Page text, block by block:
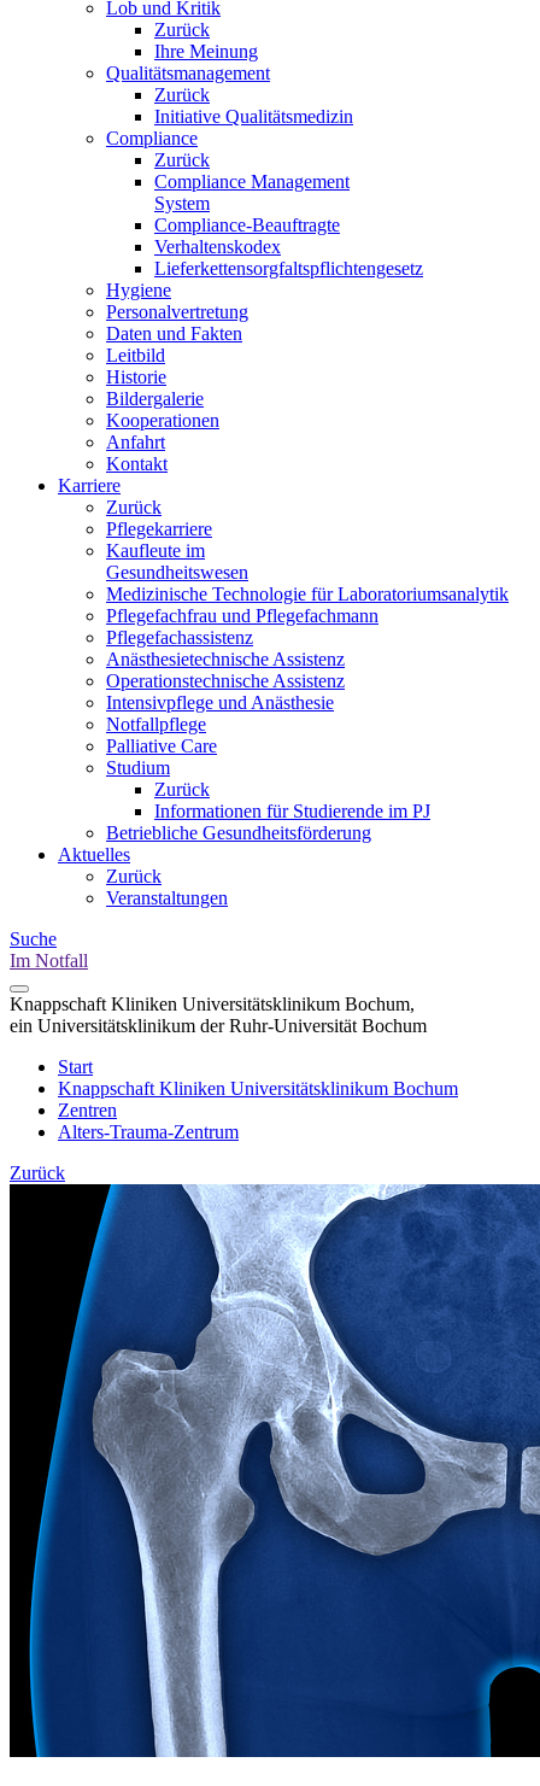
Lob und Kritik
Zurück
Ihre Meinung
Qualitätsmanagement
Zurück
Initiative Qualitätsmedizin
Compliance
Zurück
Compliance Management
System
Compliance-Beauftragte
Verhaltenskodex
Lieferkettensorgfaltspflichtengesetz
Hygiene
Personalvertretung
Daten und Fakten
Leitbild
Historie
Bildergalerie
Kooperationen
Anfahrt
Kontakt
Karriere
Zurück
Pflegekarriere
Kaufleute im
Gesundheitswesen
Medizinische Technologie für Laboratoriumsanalytik
Pflegefachfrau und Pflegefachmann
Pflegefachassistenz
Anästhesietechnische Assistenz
Operationstechnische Assistenz
Intensivpflege und Anästhesie
Notfallpflege
Palliative Care
Studium
Zurück
Informationen für Studierende im PJ
Betriebliche Gesundheitsförderung
Aktuelles
Zurück
Veranstaltungen
Suche
Im Notfall
Knappschaft Kliniken Universitätsklinikum Bochum,
ein Universitätsklinikum der Ruhr-Universität Bochum
Start
Knappschaft Kliniken Universitätsklinikum Bochum
Zentren
Alters-Trauma-Zentrum
Zurück